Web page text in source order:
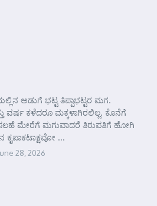
ಅಡುಗೆ ಭಟ್ಟ ತಿಪ್ಪಾಭಟ್ಟರ ಮಗ.
ವರ್ಷ ಕಳೆದರೂ ಮಕ್ಕಳಾಗಿರಲಿಲ್ಲ. ಕೊನೆಗೆ
ಮೇರೆಗೆ ಮಗುವಾದರೆ ತಿರುಪತಿಗೆ ಹೋಗಿ
ಕೃಪಾಕಟಾಕ್ಷವೋ ...
28, 2026